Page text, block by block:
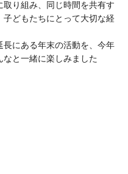
取り組み、同じ時間を共有す
子どもたちにとって大切な経
長にある年末の活動を、今年
なと一緒に楽しみました